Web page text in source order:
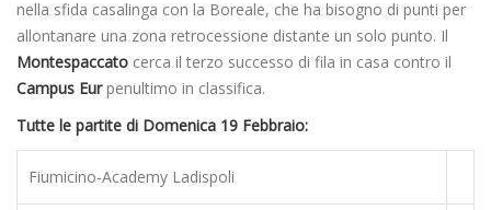
nella sfida casalinga con la Boreale, che ha bisogno di punti per
allontanare una zona retrocessione distante un solo punto. Il
Montespaccato cerca il terzo successo di fila in casa contro il
Campus Eurpenultimo in classifica.
Tutte le partite di Domenica 19 Febbraio:
Fiumicino-Academy Ladispoli